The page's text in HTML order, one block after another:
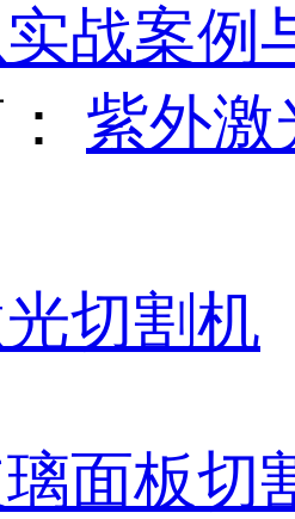
战案例
紫外激
切割机
面板切